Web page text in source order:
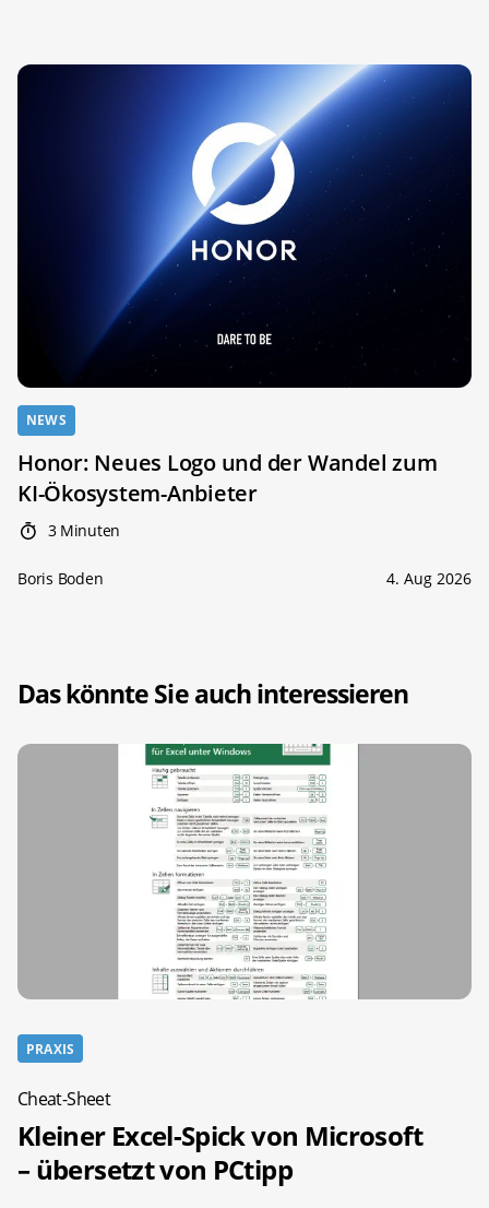
NEWS
Honor: Neues Logo und der Wandel zum
KI-Ökosystem-Anbieter
3 Minuten
Boris Boden 4. Aug 2026
Das könnte Sie auch interessieren
PRAXIS
Cheat-Sheet
Kleiner Excel-Spick von Microsoft
– übersetzt von PCtipp